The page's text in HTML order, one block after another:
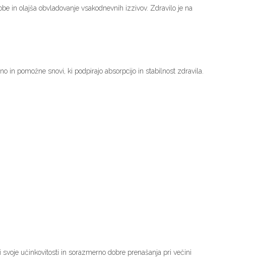
in olajša obvladovanje vsakodnevnih izzivov. Zdravilo je na
in pomožne snovi, ki podpirajo absorpcijo in stabilnost zdravila.
učinkovitosti in sorazmerno dobre prenašanja pri večini